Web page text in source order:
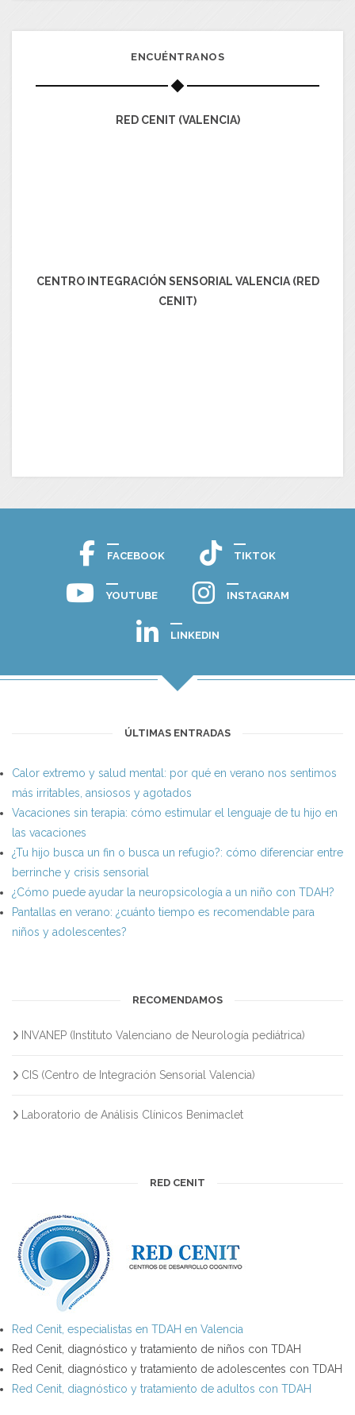
ENCUÉNTRANOS
RED CENIT (VALENCIA)
CENTRO INTEGRACIÓN SENSORIAL VALENCIA (RED
CENIT)
FACEBOOK TIKTOK
YOUTUBE INSTAGRAM
LINKEDIN
ÚLTIMAS ENTRADAS
Calor extremo y salud mental: por qué en verano nos sentimos
más irritables, ansiosos y agotados
Vacaciones sin terapia: cómo estimular el lenguaje de tu hijo en
las vacaciones
¿Tu hijo busca un fin o busca un refugio?: cómo diferenciar entre
berrinche y crisis sensorial
¿Cómo puede ayudar la neuropsicología a un niño con TDAH?
Pantallas en verano: ¿cuánto tiempo es recomendable para
niños y adolescentes?
RECOMENDAMOS
INVANEP (Instituto Valenciano de Neurología pediátrica)
CIS (Centro de Integración Sensorial Valencia)
Laboratorio de Análisis Clínicos Benimaclet
RED CENIT
Red Cenit, especialistas en TDAH en Valencia
Red Cenit, diagnóstico y tratamiento de niños con TDAH
Red Cenit, diagnóstico y tratamiento de adolescentes con TDAH
Red Cenit, diagnóstico y tratamiento de adultos con TDAH